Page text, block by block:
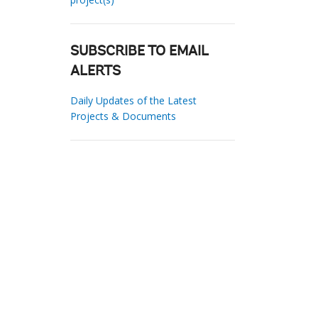
SUBSCRIBE TO EMAIL
ALERTS
Daily Updates of the Latest
Projects & Documents